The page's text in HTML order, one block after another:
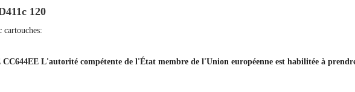
120
cartouches:
CC644EE L'autorité compétente de l'État membre de l'Union européenne est habilitée à